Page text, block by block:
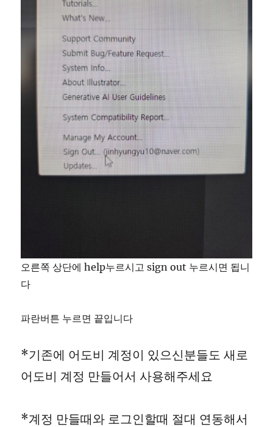
오른쪽 상단에 help누르시고 sign out 누르시면 됩니
다
파란버튼 누르면 끝입니다
*기존에 어도비 계정이 있으신분들도 새로
어도비 계정 만들어서 사용해주세요
*계정 만들때와 로그인할때 절대 연동해서